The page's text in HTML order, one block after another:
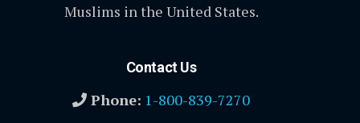
Muslims in the United States.
Contact Us
Phone: 1-800-839-7270